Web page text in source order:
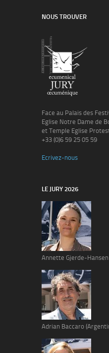
NOUS TROUVER
Face au Palais des
Eglise Notre Dame de
et Temple Eglise
+33 (0)6 59 25 05 59
Ecrivez-nous
LE JURY 2026
Annette Gjerde-
Adrian Baccaro